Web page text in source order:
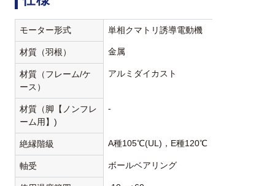
モーター形式 単相クマトリ誘導電動機
材質（羽根） 金属
材質（フレーム/ケ
ース）
アルミダイカスト
材質（脚【ノンフレ
ーム用】)
-
絶縁階級 A種105℃(UL)，E種120℃
軸受 ボールベアリング